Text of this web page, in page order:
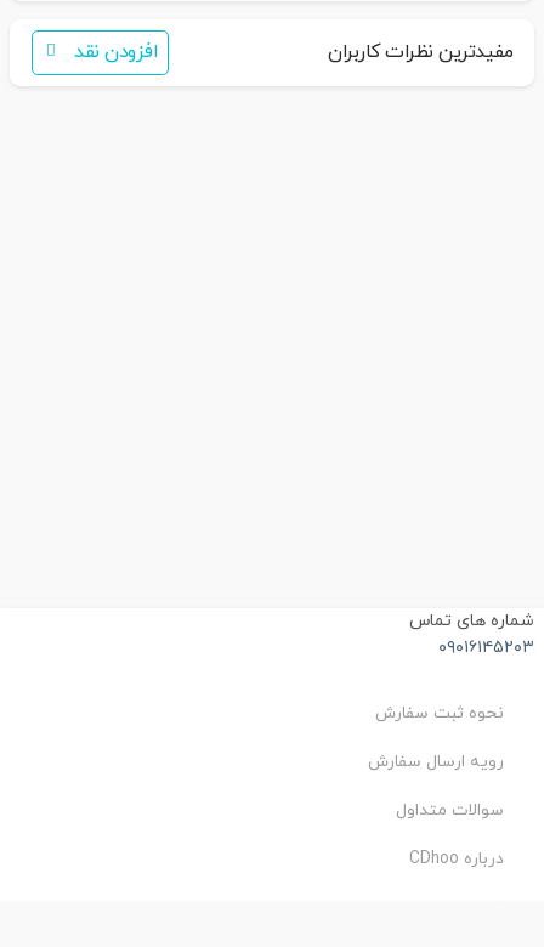
مفیدترین نظرات کاربران افزودن نقد
شماره های تماس
۰۹۰۱۶۱۴۵۲۰۳
نحوه ثبت سفارش
رویه ارسال سفارش
سوالات متداول
درباره CDhoo